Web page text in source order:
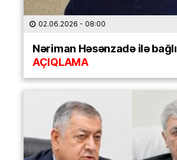
02.06.2026 - 08:00
Nəriman Həsənzadə ilə bağlı
AÇIQLAMA